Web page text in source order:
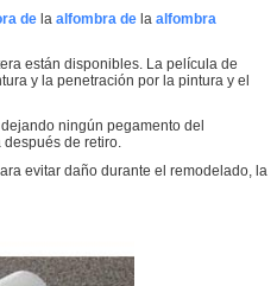
de la alfombra de la alfombra
están disponibles. La película de
y la penetración por la pintura y el
ningún pegamento del
de retiro.
evitar daño durante el remodelado, la